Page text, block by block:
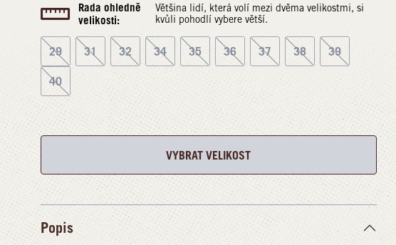
Rada ohledně
velikosti:
Většina lidí, která volí mezi dvěma velikostmi, si
kvůli pohodlí vybere větší.
29 31 32 34 35 36 37 38 39
40
VYBRAT VELIKOST
Popis